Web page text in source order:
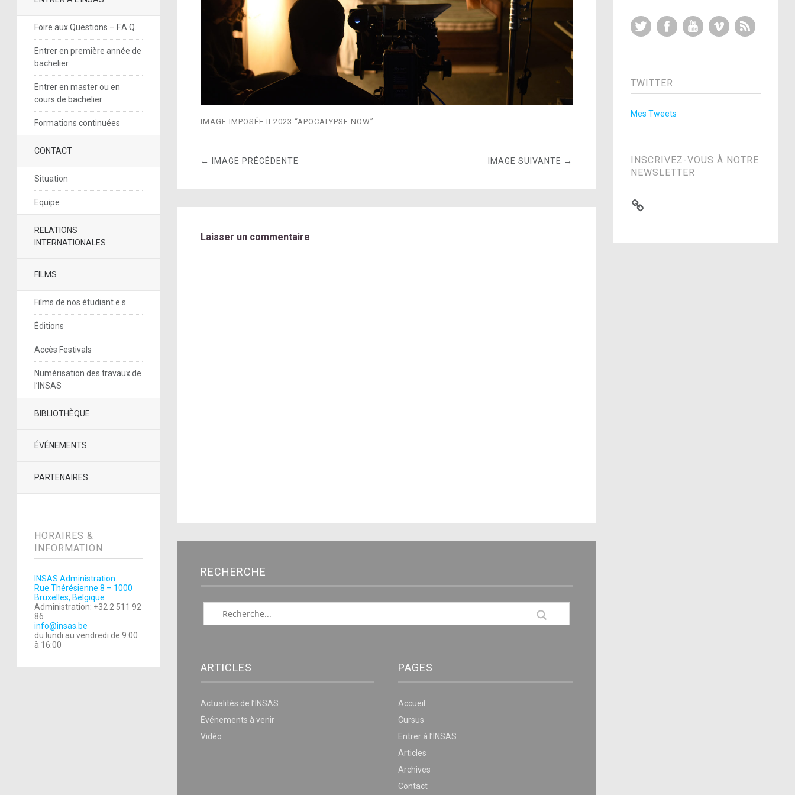
Foire aux Questions – F.A.Q.
Entrer en première année de
bachelier
Entrer en master ou en
cours de bachelier
Formations continuées
CONTACT
Situation
Equipe
RELATIONS
INTERNATIONALES
FILMS
Films de nos étudiant.e.s
Éditions
Accès Festivals
Numérisation des travaux de
l’INSAS
BIBLIOTHÈQUE
ÉVÉNEMENTS
PARTENAIRES
HORAIRES &
INFORMATION
INSAS Administration
Rue Thérésienne 8 – 1000
Bruxelles, Belgique
Administration: +32 2 511 92
86
info@insas.be
du lundi au vendredi de 9:00
à 16:00
IMAGE IMPOSÉE II 2023 “APOCALYPSE NOW”
← IMAGE PRÉCÉDENTE IMAGE SUIVANTE →
Laisser un commentaire
RECHERCHE
ARTICLES
Actualités de l’INSAS
Événements à venir
Vidéo
PAGES
Accueil
Cursus
Entrer à l’INSAS
Articles
Archives
Contact
Twitter FacebookYouTubeVimeo
TWITTER
Mes Tweets
INSCRIVEZ-VOUS À NOTRE
NEWSLETTER